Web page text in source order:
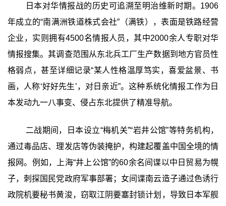
日本对华情报战的历史可追溯至明治维新时期。1906
年成立的“南满洲铁道株式会社”（满铁），表面是铁路经营
企业，实则拥有4500名情报人员，其中2000余人专职对华
情报搜集。其调查范围从东北兵工厂生产数据到地方官员性
格弱点，甚至详细记录“某人性格温厚笃实，喜爱盆景、书
画，人称‘好好先生’，对日亲近”。这种系统化情报工作为日
本发动九一八事变、侵占东北提供了精准导航。
二战期间，日本设立“梅机关”“岩井公馆”等特务机构，
通过毒品店、理发店等伪装掩护，构建起覆盖中国全境的情
报网。例如，上海“井上公馆”的60余名间谍以中日贸易为幌
子，刺探国民党政府军事部署；女间谍南云造子通过色诱行
政院机要秘书黄浚，窃取江阴要塞封锁计划，导致日本军舰